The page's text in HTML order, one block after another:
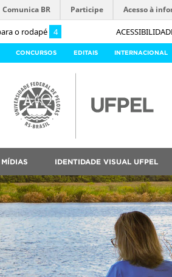
o rodapé 4
Comunica BR Participe Acesso à
CONCURSOS EDITAIS INTERNACIONAL
MÍDIAS IDENTIDADE VISUAL UFPEL